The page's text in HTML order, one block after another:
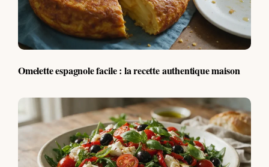
Omelette espagnole facile : la recette authentique maison